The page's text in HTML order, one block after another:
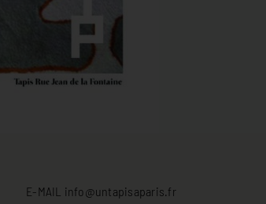
E-MAIL info@untapisaparis.fr